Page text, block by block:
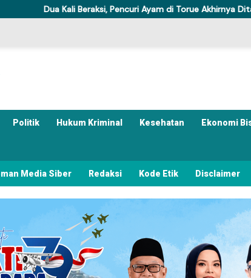
Beraksi, Pencuri Ayam di Torue Akhirnya Ditahan Polisi
Politik Hukum Kriminal Kesehatan Ekonomi
Media Siber Redaksi Kode Etik Disclaimer